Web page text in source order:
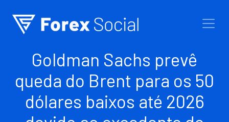
Goldman Sachs prevê
queda do Brent para os 50
dólares baixos até 2026